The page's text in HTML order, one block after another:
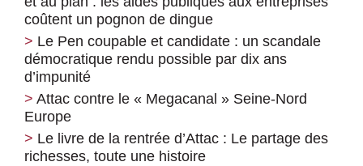
coûtent un pognon de dingue
Le Pen coupable et candidate : un scandale
démocratique rendu possible par dix ans
d’impunité
Attac contre le « Megacanal » Seine-Nord
Europe
Le livre de la rentrée d’Attac : Le partage des
richesses, toute une histoire